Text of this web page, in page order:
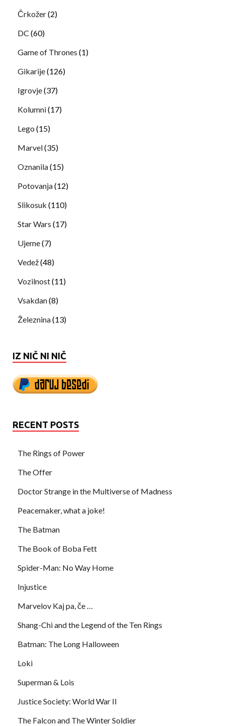
Črkožer(2)
DC (60)
Game of Thrones (1)
Gikarije(126)
Igrovje(37)
Kolumni(17)
Lego (15)
Marvel(35)
Oznanila(15)
Potovanja(12)
Slikosuk (110)
Star Wars (17)
Ujeme(7)
Vedež(48)
Vozilnost(11)
Vsakdan(8)
Železnina(13)
IZ NIČ NI NIČ
RECENT POSTS
The Rings of Power
The Offer
Doctor Strange in the Multiverse of Madness
Peacemaker, what a joke!
The Batman
The Book of Boba Fett
Spider-Man: No Way Home
Injustice
Marvelov Kaj pa, če …
Shang-Chi and the Legend of the Ten Rings
Batman: The Long Halloween
Loki
Superman & Lois
Justice Society: World War II
The Falcon and The Winter Soldier